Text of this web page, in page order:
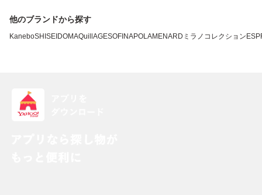
他のブランドから探す
KaneboSHISEIDOMAQuillAGESOFINAPOLAMENARD ミラノコレクション